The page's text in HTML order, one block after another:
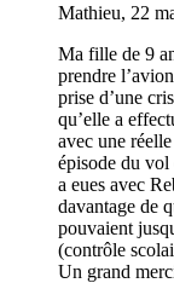
Mathieu, 22
Ma fille de 9
prendre
prise d’une
qu’elle a
avec une
épisode du vol
a eues avec
davantage de
pouvaient
(contrôle
Un grand